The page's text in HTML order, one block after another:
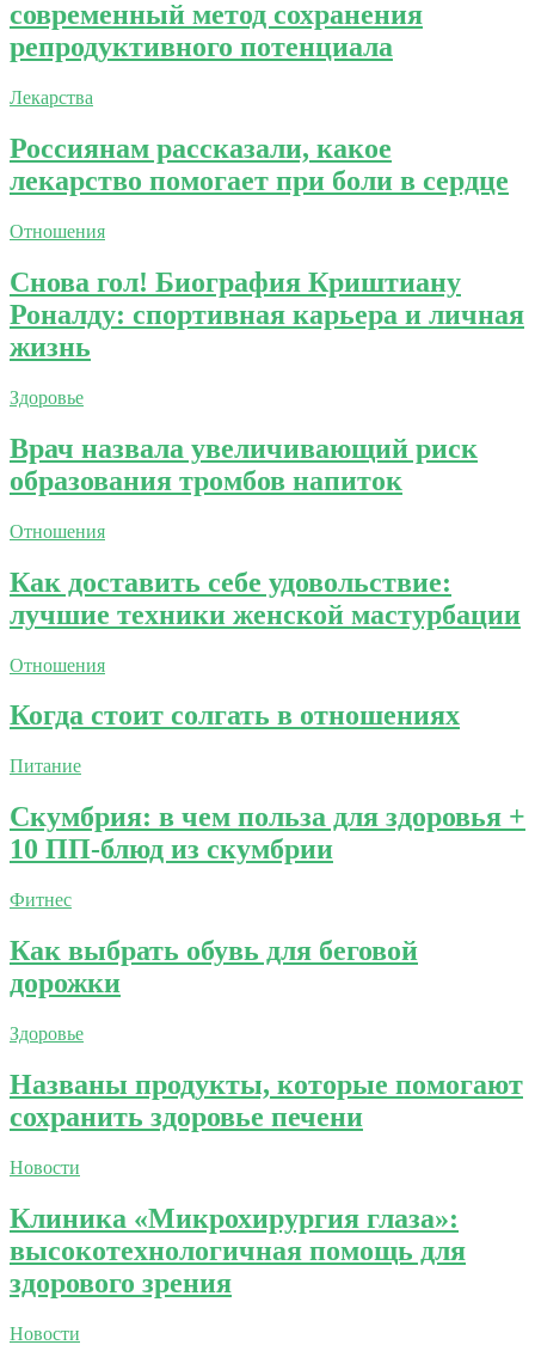
современный метод сохранения
репродуктивного потенциала
Лекарства
Россиянам рассказали, какое
лекарство помогает при боли в сердце
Отношения
Снова гол! Биография Криштиану
Роналду: спортивная карьера и личная
жизнь
Здоровье
Врач назвала увеличивающий риск
образования тромбов напиток
Отношения
Как доставить себе удовольствие:
лучшие техники женской мастурбации
Отношения
Когда стоит солгать в отношениях
Питание
Скумбрия: в чем польза для здоровья +
10 ПП-блюд из скумбрии
Фитнес
Как выбрать обувь для беговой
дорожки
Здоровье
Названы продукты, которые помогают
сохранить здоровье печени
Новости
Клиника «Микрохирургия глаза»:
высокотехнологичная помощь для
здорового зрения
Новости